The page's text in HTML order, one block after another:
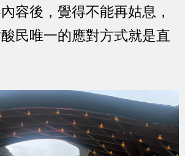
容後，覺得不能再姑息，
民唯一的應對方式就是直